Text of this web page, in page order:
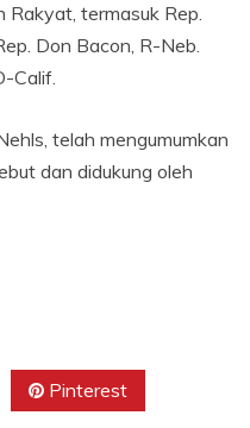
termasuk Rep.
Don Bacon, R-Neb.
Calif.
telah mengumumkan
dan didukung oleh
Pinterest